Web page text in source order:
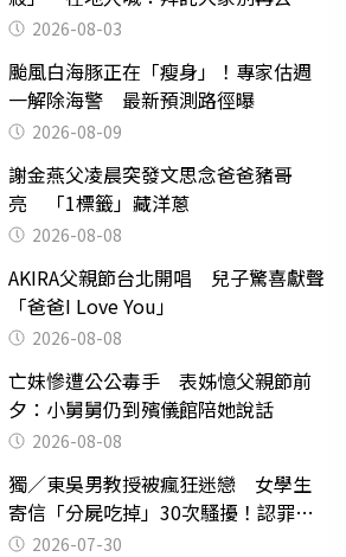
2026-08-03
颱風白海豚正在「瘦身」！專家估週
一解除海警 最新預測路徑曝
2026-08-09
謝金燕父凌晨突發文思念爸爸豬哥
亮 「1標籤」藏洋蔥
2026-08-08
AKIRA父親節台北開唱 兒子驚喜獻聲
「爸爸I Love You」
2026-08-08
亡妹慘遭公公毒手 表姊憶父親節前
夕：小舅舅仍到殯儀館陪她說話
2026-08-08
獨／東吳男教授被瘋狂迷戀 女學生
寄信「分屍吃掉」30次騷擾！認罪免
關 2026-07-30